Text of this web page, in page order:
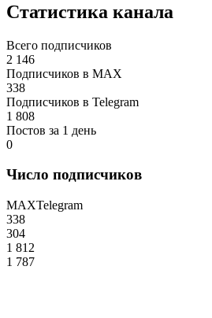
Статистика канала
Всего подписчиков
2 146
Подписчиков в MAX
338
Подписчиков в Telegram
1 808
Постов за 1 день
0
Число подписчиков
MAXTelegram
338
304
1 812
1 787